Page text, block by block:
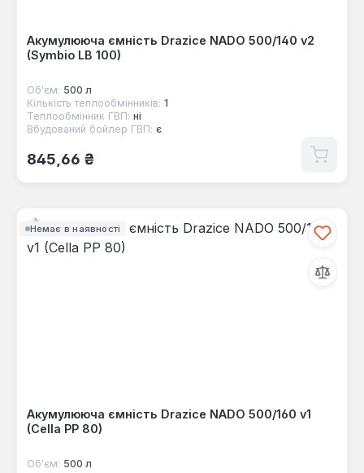
Акумулююча ємність Drazice NADO 500/140 v2
(Symbio LB 100)
Об'єм: 500 л
Кількість теплообмінників: 1
Теплообмінник ГВП: ні
Вбудований бойлер ГВП: є
Звичайна ціна:
845,66 ₴
Немає в наявності
Акумулююча ємність Drazice NADO 500/160 v1
(Cella PP 80)
Об'єм: 500 л